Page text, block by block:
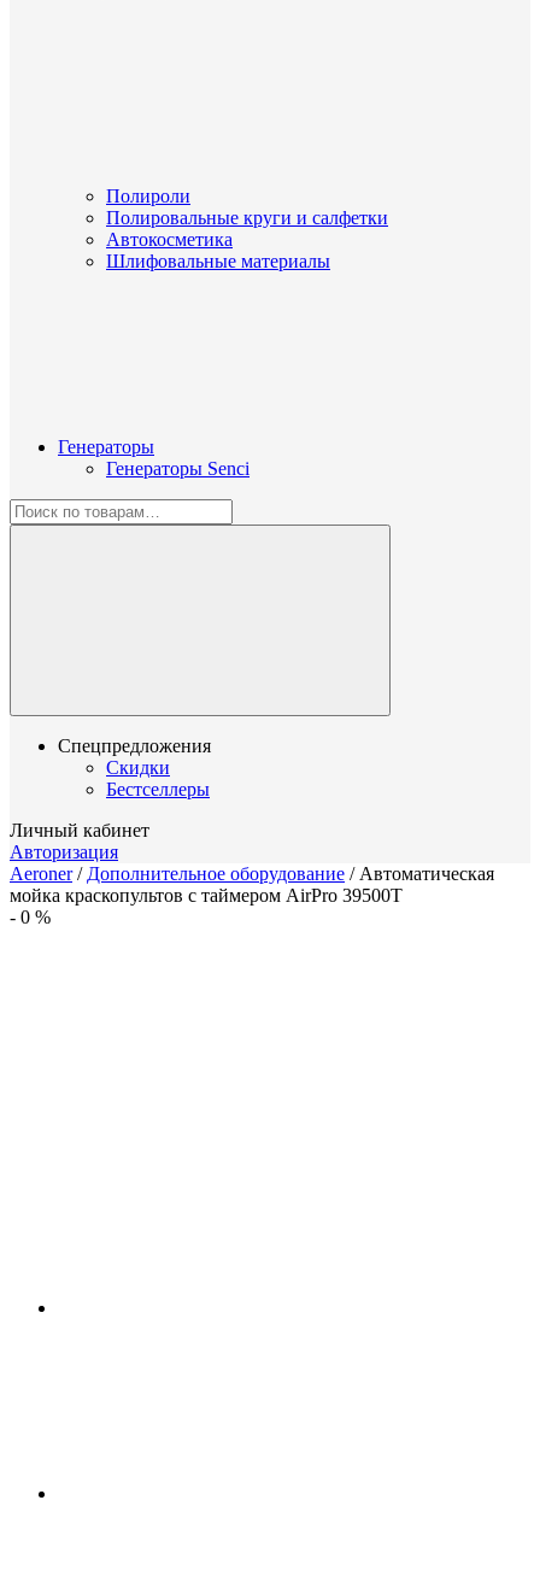
Полироли
Полировальные круги и салфетки
Автокосметика
Шлифовальные материалы
Генераторы
Генераторы Senci
Спецпредложения
Скидки
Бестселлеры
Личный кабинет
Авторизация
Aeroner/ Дополнительное оборудование / Автоматическая
мойка краскопультов с таймером AirPro 39500T
- 0 %